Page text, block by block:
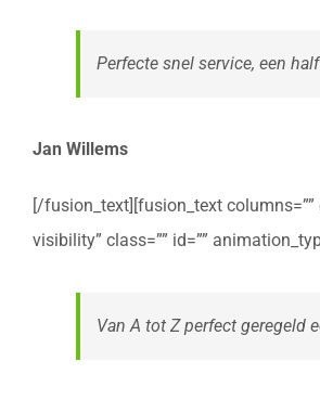
Perfecte snel service, een
Jan Willems
[/fusion_text][fusion_text columns=””
visibility” class=”” id=””
Van A tot Z perfect geregeld